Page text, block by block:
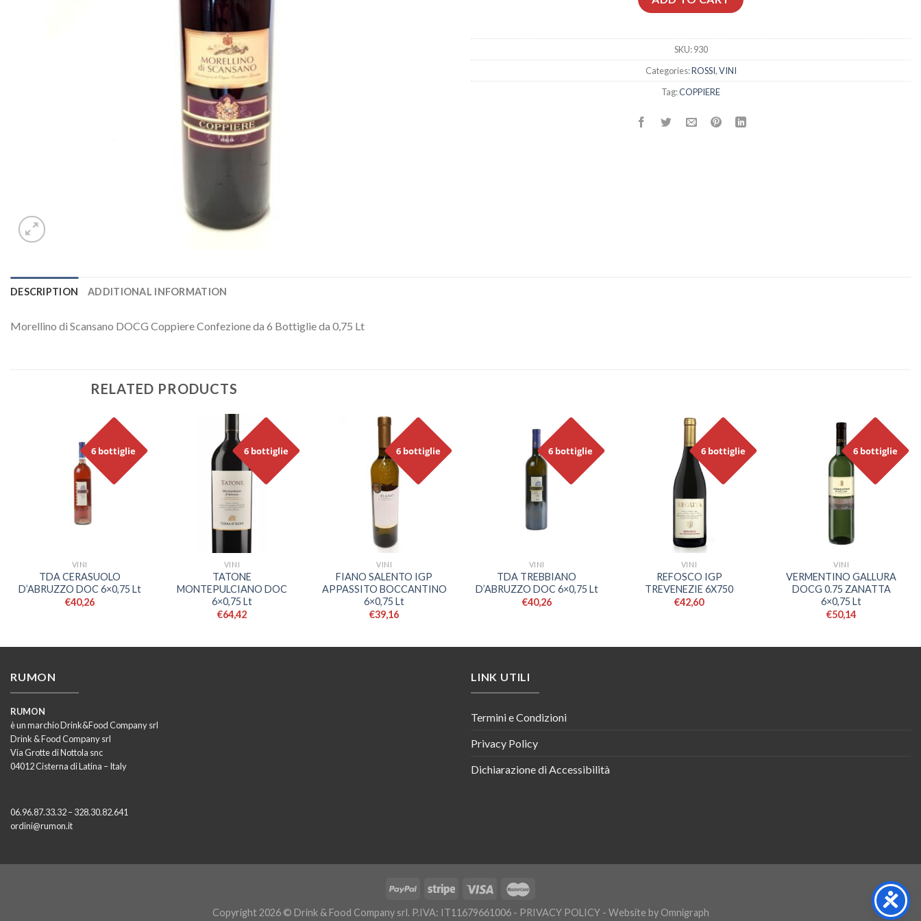
SKU:930
Categories:ROSSI,VINI
Tag:COPPIERE
DESCRIPTION ADDITIONAL INFORMATION
Morellino di Scansano DOCG Coppiere Confezione da 6 Bottiglie da 0,75 Lt
RELATED PRODUCTS
6 bottiglie
VINI
TDA CERASUOLO
D’ABRUZZO DOC 6×0,75 Lt
€40,26
6 bottiglie
VINI
TATONE
MONTEPULCIANO DOC
6×0,75 Lt
€64,42
6 bottiglie
VINI
FIANO SALENTO IGP
APPASSITO BOCCANTINO
6×0,75 Lt
€39,16
6 bottiglie
VINI
TDA TREBBIANO
D’ABRUZZO DOC 6×0,75 Lt
€40,26
6 bottiglie
VINI
REFOSCO IGP
TREVENEZIE 6X750
€42,60
6 bottiglie
VINI
VERMENTINO GALLURA
DOCG 0.75 ZANATTA
6×0,75 Lt
€50,14
RUMON
RUMON
è un marchio Drink&Food Company srl
Drink & Food Company srl
Via Grotte di Nottola snc
04012 Cisterna di Latina – Italy
06.96.87.33.32 – 328.30.82.641
ordini@rumon.it
LINK UTILI
Termini e Condizioni
Privacy Policy
Dichiarazione di Accessibilità
Copyright 2026 © Drink & Food Company srl. P.IVA: IT11679661006 - PRIVACY POLICY- Website by Omnigraph